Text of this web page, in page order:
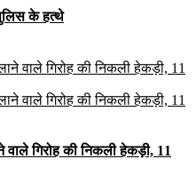
के हत्थे
गिरोह की निकली हेकड़ी, 11